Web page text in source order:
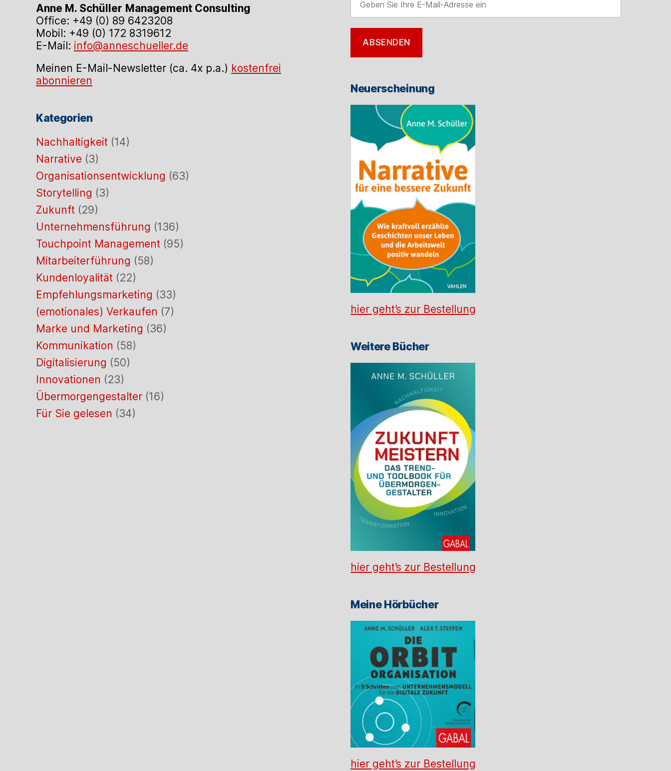
Anne M. Schüller Management Consulting
Office: +49 (0) 89 6423208
Mobil: +49 (0) 172 8319612
E-Mail: info@anneschueller.de
Meinen E-Mail-Newsletter (ca. 4x p.a.) kostenfrei
abonnieren
Kategorien
Nachhaltigkeit (14)
Narrative (3)
Organisationsentwicklung (63)
Storytelling (3)
Zukunft (29)
Unternehmensführung (136)
Touchpoint Management (95)
Mitarbeiterführung (58)
Kundenloyalität (22)
Empfehlungsmarketing (33)
(emotionales) Verkaufen (7)
Marke und Marketing (36)
Kommunikation (58)
Digitalisierung (50)
Innovationen (23)
Übermorgengestalter (16)
Für Sie gelesen (34)
ABSENDEN
Neuerscheinung
hier geht’s zur Bestellung
Weitere Bücher
hier geht’s zur Bestellung
Meine Hörbücher
hier geht’s zur Bestellung